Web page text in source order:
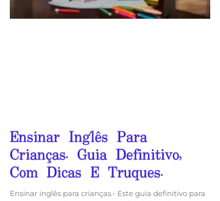
Ensinar Inglês Para
Crianças. Guia Definitivo,
Com Dicas E Truques.
Ensinar inglês para crianças.- Este guia definitivo para